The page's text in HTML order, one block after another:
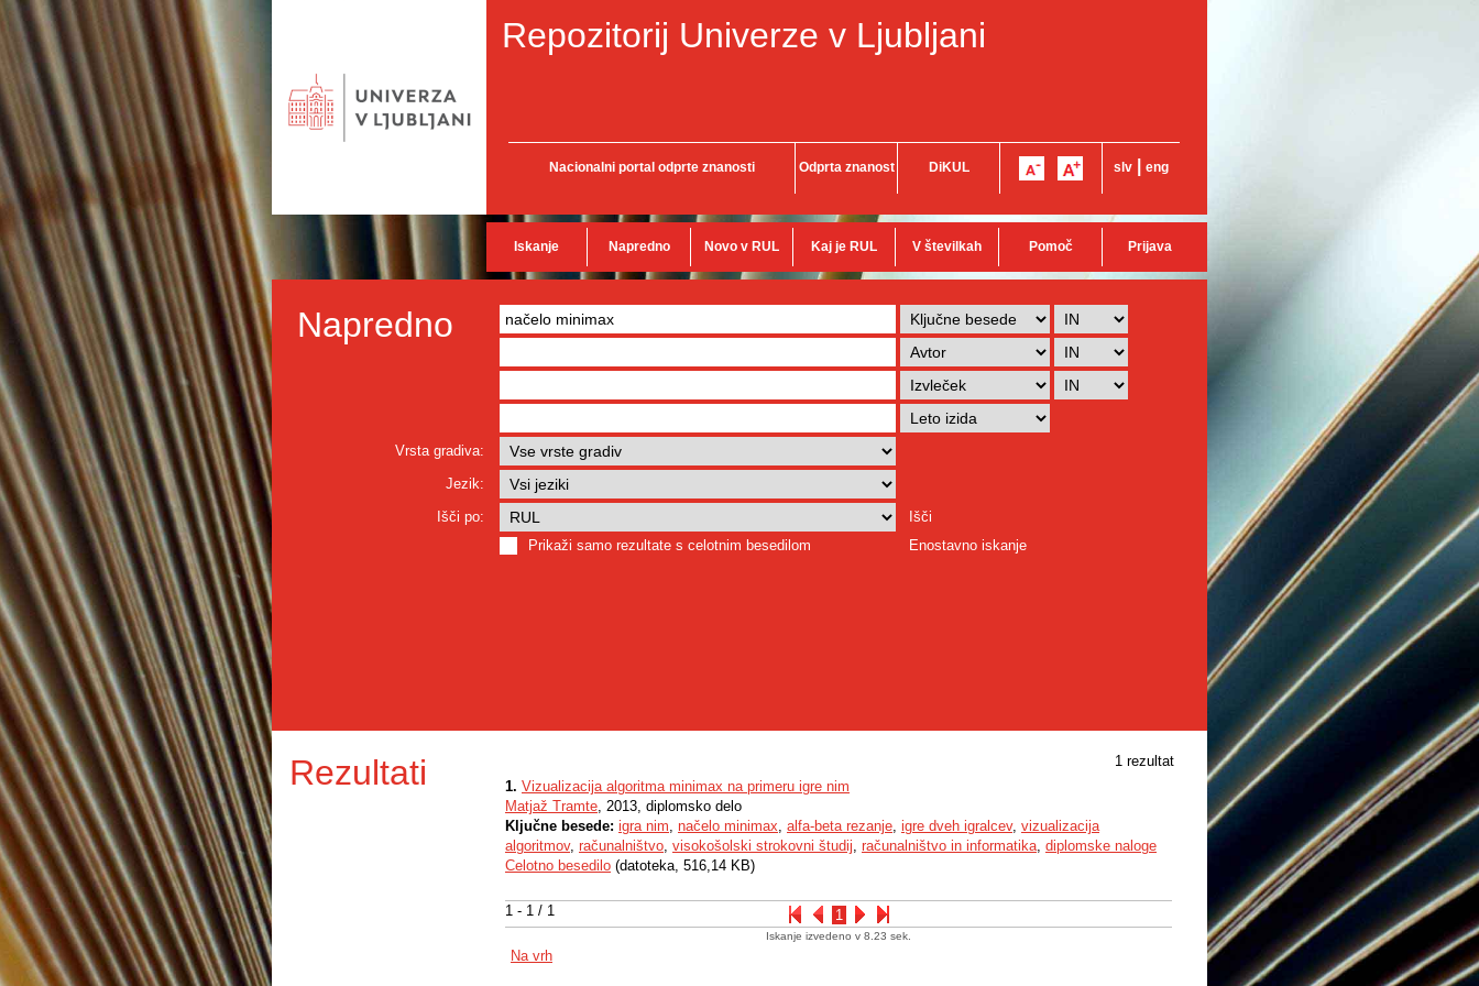
Repozitorij Univerze v Ljubljani
Nacionalni portal odprte znanosti Odprta znanost DiKUL slv eng
Iskanje Napredno Novo v RUL Kaj je RUL V številkah Pomoč Prijava
Napredno
Vrsta gradiva:
Jezik:
Išči po:
Išči
Prikaži samo rezultate s celotnim besedilom
Enostavno iskanje
Rezultati 1 rezultat
1 - 1 / 1 1
1. Vizualizacija algoritma minimax na primeru igre nim
Matjaž Tramte, 2013, diplomsko delo
Ključne besede: igra nim, načelo minimax, alfa-beta rezanje, igre dveh igralcev, vizualizacija
algoritmov, računalništvo, visokošolski strokovni študij, računalništvo in informatika, diplomske naloge
Celotno besedilo (datoteka, 516,14 KB)
Iskanje izvedeno v 8.23 sek.
Na vrh